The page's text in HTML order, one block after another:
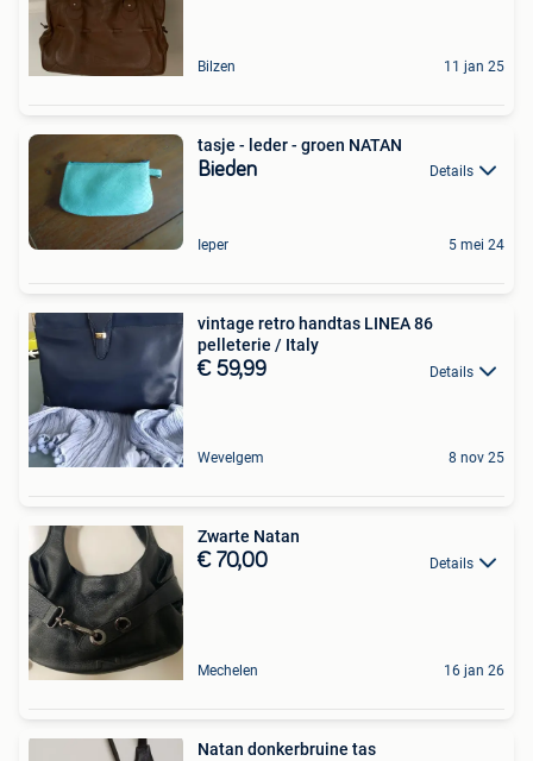
Bilzen 11 jan 25
tasje - leder - groen NATAN
Bieden Details
Ieper 5 mei 24
vintage retro handtas LINEA 86
pelleterie / Italy
€ 59,99 Details
Wevelgem 8 nov 25
Zwarte Natan
€ 70,00 Details
Mechelen 16 jan 26
Natan donkerbruine tas